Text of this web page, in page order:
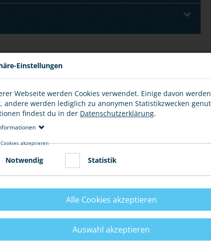
vorkommt, weil du selbst schon davon
bei der Polizei an. Versuche, dich in Zukunft
Einstellungen
Webseite werden Cookies verwendet. Einige davon
andere werden lediglich zu anonymen Statistikzwecken
findest du in der Datenschutzerklärung.
akzeptieren
Notwendig Statistik
Alle Cookies akzeptieren
Auswahl akzeptieren